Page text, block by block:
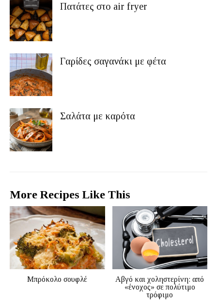
Πατάτες στο air fryer
Γαρίδες σαγανάκι με φέτα
Σαλάτα με καρότα
More Recipes Like This
Μπρόκολο σουφλέ
Αβγό και χοληστερίνη: από
«ένοχος» σε πολύτιμο
τρόφιμο